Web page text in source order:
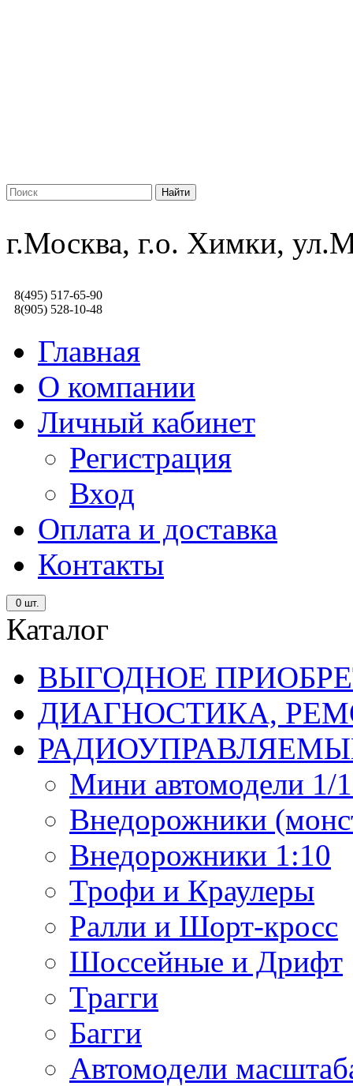
г.Москва, г.о. Химки,
8(495) 517-65-90
8(905) 528-10-48
Главная
О компании
Личный кабинет
Регистрация
Вход
Оплата и доставка
Контакты
0 шт.
Каталог
ВЫГОДНОЕ
ДИАГНОСТИКА,
Мини автомодели 1/
Внедорожники
Внедорожники 1:10
Трофи и Краулеры
Ралли и Шорт-кросс
Шоссейные и Дрифт
Трагги
Багги
Автомодели